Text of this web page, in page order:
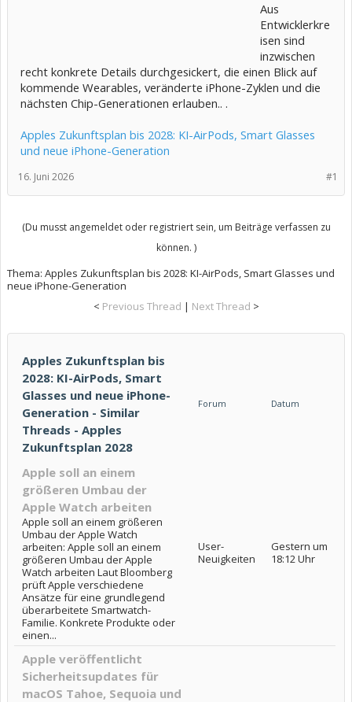
Aus
Entwicklerkre
isen sind
inzwischen
recht konkrete Details durchgesickert, die einen Blick auf
kommende Wearables, veränderte iPhone-Zyklen und die
nächsten Chip-Generationen erlauben.. .
Apples Zukunftsplan bis 2028: KI-AirPods, Smart Glasses
und neue iPhone-Generation
#1
16. Juni 2026
(Du musst angemeldet oder registriert sein, um Beiträge verfassen zu
können. )
Thema: Apples Zukunftsplan bis 2028: KI-AirPods, Smart Glasses und
neue iPhone-Generation
< Previous Thread | Next Thread >
Apples Zukunftsplan bis
2028: KI-AirPods, Smart
Glasses und neue iPhone-
Generation - Similar
Threads - Apples
Zukunftsplan 2028
Forum Datum
Apple soll an einem
größeren Umbau der
Apple Watch arbeiten
Apple soll an einem größeren
Umbau der Apple Watch
arbeiten: Apple soll an einem
größeren Umbau der Apple
Watch arbeiten Laut Bloomberg
prüft Apple verschiedene
Ansätze für eine grundlegend
überarbeitete Smartwatch-
Familie. Konkrete Produkte oder
einen...
User-
Neuigkeiten
Gestern um
18:12 Uhr
Apple veröffentlicht
Sicherheitsupdates für
macOS Tahoe, Sequoia und